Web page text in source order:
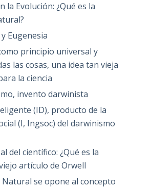
la Evolución: ¿Qué es la
Eugenesia
principio universal y
las cosas, una idea tan vieja
la ciencia
invento darwinista
(ID), producto de la
(I, Ingsoc) del darwinismo
del científico: ¿Qué es la
artículo de Orwell
Natural se opone al concepto